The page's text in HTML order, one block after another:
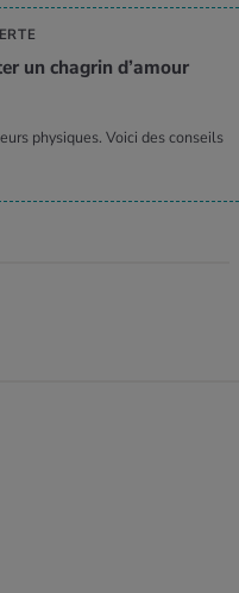
un chagrin d’amour
physiques. Voici des conseils